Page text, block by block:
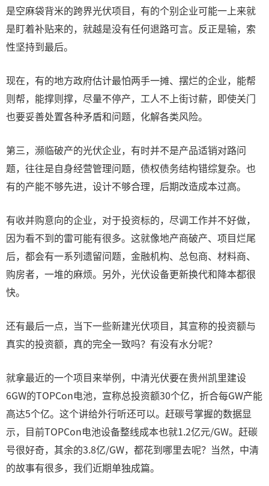
是空麻袋背米的跨界光伏项目，有的个别企业可能一上来就
是盯着补贴来的，就越是没有任何退路可言。反正是输，索
性坚持到最后。
现在，有的地方政府估计最怕两手一摊、摆烂的企业，能帮
则帮，能撑则撑，尽量不停产，工人不上街讨薪，即使关门
也要妥善处置各种矛盾和问题，化解各类风险。
第三，濒临破产的光伏企业，有时并不是产品适销对路问
题，往往是自身经营管理问题，债权债务结构错综复杂。也
有的产能不够先进，设计不够合理，后期改造成本过高。
有收并购意向的企业，对于投资标的，尽调工作并不好做，
因为看不到的雷可能有很多。这就像地产商破产、项目烂尾
后，都会有一系列遗留问题，金融机构、总包商、材料商、
购房者，一堆的麻烦。另外，光伏设备更新换代和降本都很
快。
还有最后一点，当下一些新建光伏项目，其宣称的投资额与
真实的投资额，真的完全一致吗？有没有水分呢？
就拿最近的一个项目来举例，中清光伏要在贵州凯里建设
6GW的TOPCon电池，宣称总投资额30个亿，折合每GW产能
高达5个亿。这个讲给外行听还可以。赶碳号掌握的数据显
示，目前TOPCon电池设备整线成本也就1.2亿元/GW。赶碳
号很好奇，其余的3.8亿/GW，都花到哪里去呢？当然，中清
的故事有很多，我们近期单独成篇。